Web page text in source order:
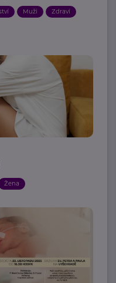
Muži Zdraví
Žena